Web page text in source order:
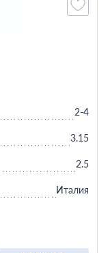
2-4
3.15
2.5
Италия